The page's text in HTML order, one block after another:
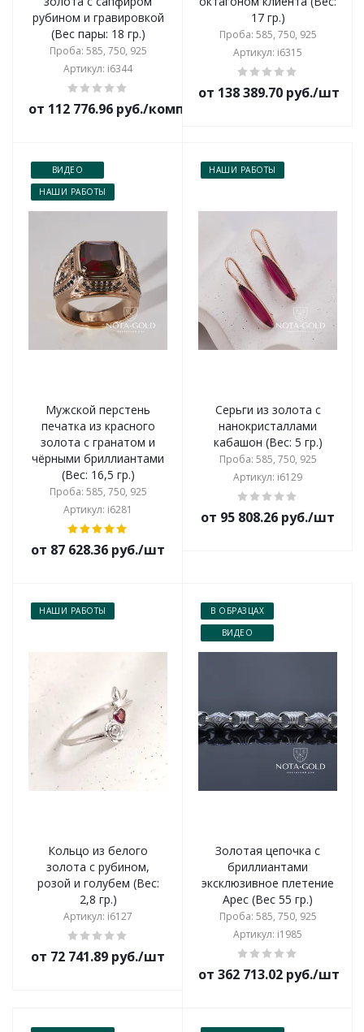
рубином и гравировкой
(Вес пары: 18 гр.)
Проба: 585, 750, 925
Артикул: i6344
от 112 776.96 руб./комплект
17 гр.)
Проба: 585, 750, 925
Артикул: i6315
от 138 389.70 руб./шт
ВИДЕО
НАШИ РАБОТЫ
Мужской перстень
печатка из красного
золота с гранатом и
чёрными бриллиантами
(Вес: 16,5 гр.)
Проба: 585, 750, 925
Артикул: i6281
от 87 628.36 руб./шт
НАШИ РАБОТЫ
Серьги из золота с
нанокристаллами
кабашон (Вес: 5 гр.)
Проба: 585, 750, 925
Артикул: i6129
от 95 808.26 руб./шт
НАШИ РАБОТЫ
Кольцо из белого
золота с рубином,
розой и голубем (Вес:
2,8 гр.)
Артикул: i6127
от 72 741.89 руб./шт
В ОБРАЗЦАХ
ВИДЕО
Золотая цепочка с
бриллиантами
эксклюзивное плетение
Арес (Вес 55 гр.)
Проба: 585, 750, 925
Артикул: i1985
от 362 713.02 руб./шт